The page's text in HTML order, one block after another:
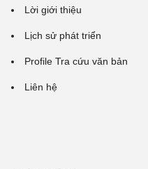
Lời giới thiệu
Lịch sử phát triển
Profile Tra cứu văn bản
Liên hệ